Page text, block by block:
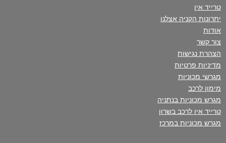
טרייד אין
יתרונות הקניה אצלנו
אודות
צור קשר
הצהרת נגישות
מדיניות פרטיות
מגרשי מכוניות
מימון לרכב
מגרש מכוניות בנתניה
טרייד אין לרכב בשרון
מגרש מכוניות במרכז